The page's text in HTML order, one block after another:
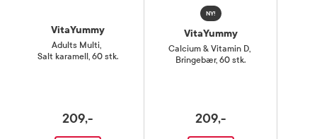
VitaYummy
Adults Multi,
Salt karamell, 60 stk.
209,-
NY!
VitaYummy
Calcium & Vitamin D,
Bringebær, 60 stk.
209,-